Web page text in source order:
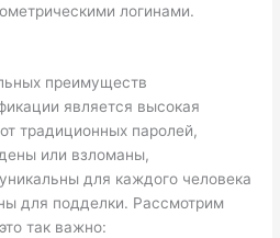
логинами.
преимуществ
является высокая
традиционных паролей,
или взломаны,
для каждого человека
для подделки. Рассмотрим
так важно: